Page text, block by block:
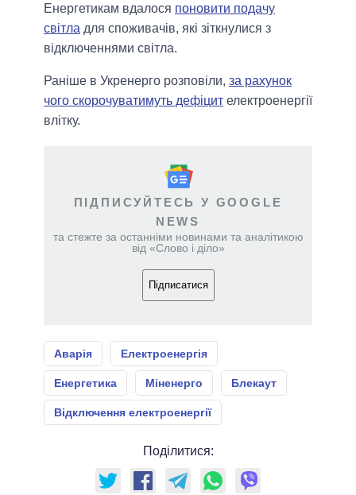
Енергетикам вдалося поновити подачу
світла для споживачів, які зіткнулися з
відключеннями світла.
Раніше в Укренерго розповіли, за рахунок
чого скорочуватимуть дефіцит електроенергії
влітку.
ПІДПИСУЙТЕСЬ У GOOGLE
NEWS
та стежте за останніми новинами та аналітикою
від «Слово і діло»
Підписатися
Аварія Електроенергія
Енергетика Міненерго Блекаут
Відключення електроенергії
Поділитися: